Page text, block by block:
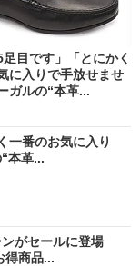
足目です」「とにかく
に入りで手放せませ
ガルの“本革...
一番のお気に入り
本革...
がセールに登場
得商品...